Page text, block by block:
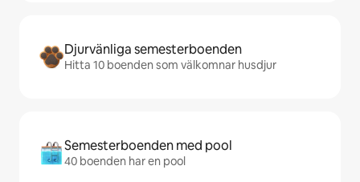
Djurvänliga semesterboenden
Hitta 10 boenden som välkomnar husdjur
Semesterboenden med pool
40 boenden har en pool